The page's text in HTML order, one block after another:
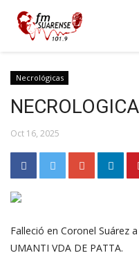
Necrológicas
Oct 16, 2025
Falleció en Coronel Suárez
UMANTI VDA DE PATTA.